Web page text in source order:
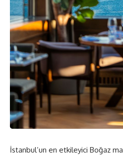
İstanbul’un en etkileyici Boğaz